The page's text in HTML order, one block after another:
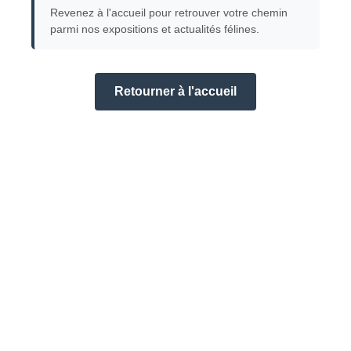
Revenez à l'accueil pour retrouver votre chemin
parmi nos expositions et actualités félines.
Retourner à l'accueil